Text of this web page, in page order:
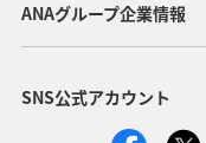
クリスマス 冬
ANAグループ企業情報
SNS公式アカウント